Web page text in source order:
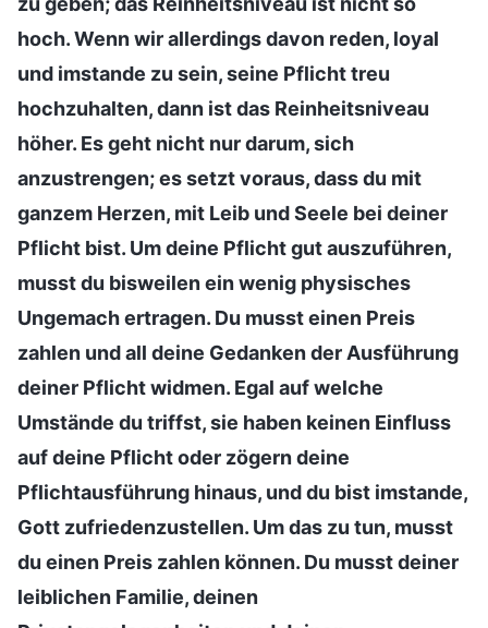
hoch. Wenn wir allerdings davon reden, loyal
und imstande zu sein, seine Pflicht treu
hochzuhalten, dann ist das Reinheitsniveau
höher. Es geht nicht nur darum, sich
anzustrengen; es setzt voraus, dass du mit
ganzem Herzen, mit Leib und Seele bei deiner
Pflicht bist. Um deine Pflicht gut auszuführen,
musst du bisweilen ein wenig physisches
Ungemach ertragen. Du musst einen Preis
zahlen und all deine Gedanken der Ausführung
deiner Pflicht widmen. Egal auf welche
Umstände du triffst, sie haben keinen Einfluss
auf deine Pflicht oder zögern deine
Pflichtausführung hinaus, und du bist imstande,
Gott zufriedenzustellen. Um das zu tun, musst
du einen Preis zahlen können. Du musst deiner
leiblichen Familie, deinen